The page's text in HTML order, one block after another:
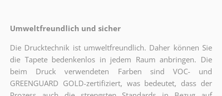
Umweltfreundlich und sicher
Die Drucktechnik ist umweltfreundlich. Daher können Sie
die Tapete bedenkenlos in jedem Raum anbringen. Die
beim Druck verwendeten Farben sind VOC- und
GREENGUARD GOLD-zertifiziert, was bedeutet, dass der